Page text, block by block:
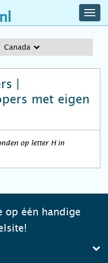
Canada
|
met eigen
op letter H in
op één handige